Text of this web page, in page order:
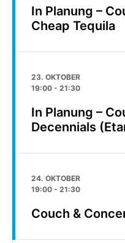
In Planung –
Cheap Tequila
23. OKTOBER
19:00 - 21:30
In Planung –
Decennials
24. OKTOBER
19:00 - 21:30
Couch &